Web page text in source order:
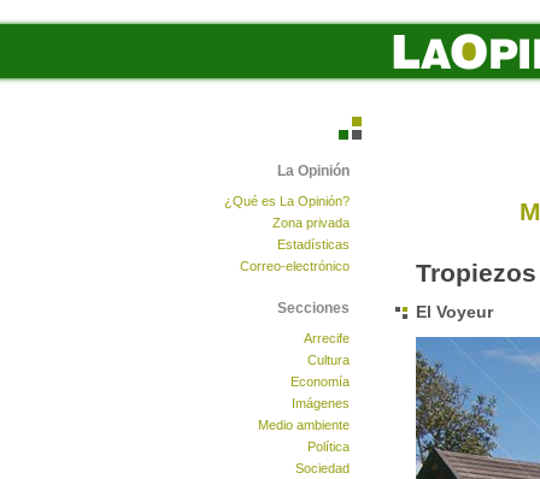
El Voyeur
La Opinión
¿Qué es La Opinión?
Zona privada
Estadísticas
Correo-electrónico
Secciones
Arrecife
Cultura
Economía
Imágenes
Medio ambiente
Política
Sociedad